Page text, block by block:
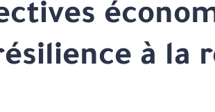
à la